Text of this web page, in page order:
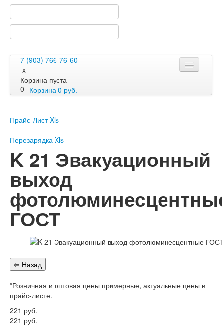
7 (903) 766-76-60
x
Корзина пуста
0 Корзина 0 руб.
Перезарядка
Перезарядка ОП
Перезарядка ОВП
Гарантии
Публичная оферта
Сертификаты
Контакты
Пожарное оборудование
Перезарядка
Прайс-Лист Xls
Перезарядка Xls
K 21 Эвакуационный
выход
ГОСТ
*Розничная и оптовая цены примерные, актуальные цены в
прайс-листе.
221 руб.
221 руб.